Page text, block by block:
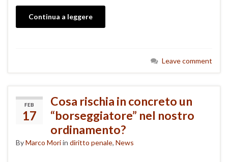
Continua a leggere
Leave comment
FEB
17
Cosa rischia in concreto un
“borseggiatore” nel nostro
ordinamento?
ByMarco Moriin diritto penale, News